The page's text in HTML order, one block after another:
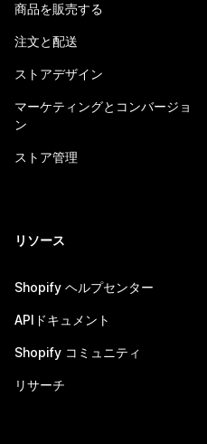
商品を販売する
注文と配送
ストアデザイン
マーケティングとコンバージョ
ン
ストア管理
リソース
Shopify ヘルプセンター
APIドキュメント
Shopify コミュニティ
リサーチ